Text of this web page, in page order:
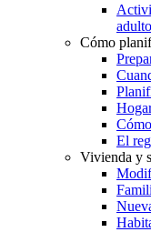
Cómo
El
Vivienda y